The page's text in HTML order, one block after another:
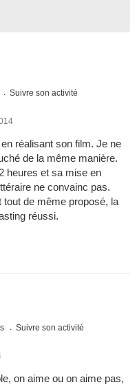
Suivre son activité
réalisant son film. Je ne
de la même manière.
heures et sa mise en
ne convainc pas.
tout de même proposé, la
réussi.
Suivre son activité
on aime ou on aime pas,